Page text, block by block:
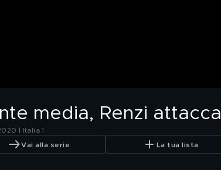
media, Renzi attacca
| Italia 1
Vai alla serie La tua lista